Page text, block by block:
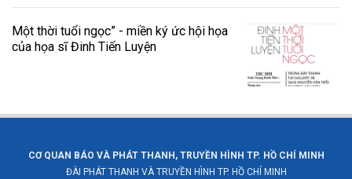
Một thời tuổi ngọc” - miền ký ức hội họa
của họa sĩ Đinh Tiến Luyện
CƠ QUAN BÁO VÀ PHÁT THANH, TRUYỀN HÌNH TP. HỒ CHÍ MINH
ĐÀI PHÁT THANH VÀ TRUYỀN HÌNH TP. HỒ CHÍ MINH